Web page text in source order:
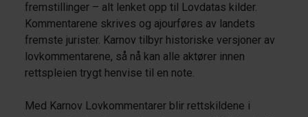
fremstillinger – alt lenket opp til Lovdatas kilder.
Kommentarene skrives og ajourføres av landets
fremste jurister. Karnov tilbyr historiske versjoner av
lovkommentarene, så nå kan alle aktører innen
rettspleien trygt henvise til en note.
Med Karnov Lovkommentarer blir rettskildene i